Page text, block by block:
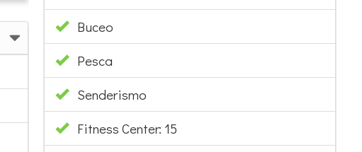
Buceo
Pesca
Senderismo
Fitness Center: 15